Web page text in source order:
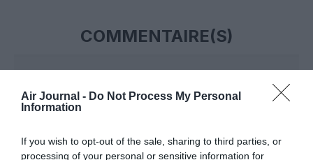
Air Journal - Do Not Process My Personal
Information
If you wish to opt-out of the sale, sharing to third parties, or
processing of your personal or sensitive information for
COMMENTAIRE(S)
Au lieu de Marrakech aer lingus aurait mieux d’ouvrir sa route
africaine vers casa plutôt ;
RÉPONDRE